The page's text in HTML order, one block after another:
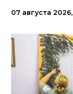
07 августа 2026,